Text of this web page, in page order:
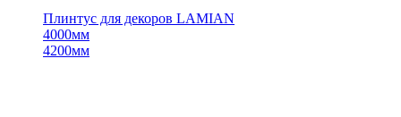
Плинтус для декоров LAMIAN
4000мм
4200мм